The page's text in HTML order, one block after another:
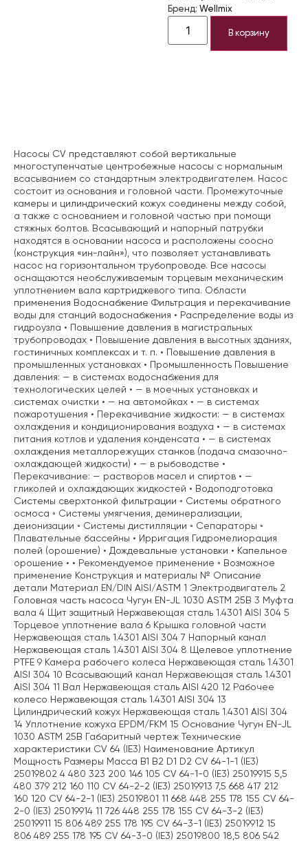
Бренд: Wellmix
В корзину
Насосы CV представляют собой вертикальные
многоступенчатые центробежные насосы с нормальным
всасыванием со стандартным электродвигателем. Насос
состоит из основания и головной части. Промежуточные
камеры и цилиндрический кожух соединены между собой,
а также с основанием и головной частью при помощи
стяжных болтов. Всасывающий и напорный патрубки
находятся в основании насоса и расположены соосно
(конструкция «ин-лайн»), что позволяет устанавливать
насос на горизонтальном трубопроводе. Все насосы
оснащаются необслуживаемым торцевым механическим
уплотнением вала картриджевого типа. Области
применения Водоснабжение Фильтрация и перекачивание
воды для станций водоснабжения • Распределение воды из
гидроузла • Повышение давления в магистральных
трубопроводах • Повышение давления в высотных зданиях,
гостиничных комплексах и т. п. • Повышение давления в
промышленных установках • Промышленность Повышение
давления: — в системах водоснабжения для
технологических целей • — в моечных установках и
системах очистки • — на автомойках • — в системах
пожаротушения • Перекачивание жидкости: — в системах
охлаждения и кондиционирования воздуха • — в системах
питания котлов и удаления конденсата • — в системах
охлаждения металлорежущих станков (подача смазочно-
охлаждающей жидкости) • — в рыбоводстве •
Перекачивание: — растворов масел и спиртов • —
гликолей и охлаждающих жидкостей • Водоподготовка
Системы сверхтонкой фильтрации ◦ Системы обратного
осмоса ◦ Системы умягчения, деминерализации,
деионизации ◦ Системы дистилляции ◦ Сепараторы ◦
Плавательные бассейны • Ирригация Гидромелиорация
полей (орошение) • Дождевальные установки • Капельное
орошение • • Рекомендуемое применение ◦ Возможное
применение Конструкция и материалы № Описание
детали Материал EN/DIN AISI/ASTM 1 Электродвигатель 2
Головная часть насоса Чугун EN-JL 1030 ASTM 25B 3 Муфта
вала 4 Щит защитный Нержавеющая сталь 1.4301 AISI 304 5
Торцевое уплотнение вала 6 Крышка головной части
Нержавеющая сталь 1.4301 AISI 304 7 Напорный канал
Нержавеющая сталь 1.4301 AISI 304 8 Щелевое уплотнение
PTFE 9 Камера рабочего колеса Нержавеющая сталь 1.4301
AISI 304 10 Всасывающий канал Нержавеющая сталь 1.4301
AISI 304 11 Вал Нержавеющая сталь AISI 420 12 Рабочее
колесо Нержавеющая сталь 1.4301 AISI 304 13
Цилиндрический кожух Нержавеющая сталь 1.4301 AISI 304
14 Уплотнение кожуха EPDM/FKM 15 Основание Чугун EN-JL
1030 ASTM 25B Габаритный чертеж Технические
характеристики CV 64 (IE3) Наименование Артикул
Мощность Размеры Масса B1 B2 D1 D2 CV 64-1-1 (IE3)
25019802 4 480 323 200 146 105 CV 64-1-0 (IE3) 25019915 5,5
480 379 212 160 110 CV 64-2-2 (IE3) 25019913 7,5 668 417 212
160 120 CV 64-2-1 (IE3) 25019801 11 668 448 255 178 155 CV 64-
2-0 (IE3) 25019914 11 726 448 255 178 155 CV 64-3-2 (IE3)
25019911 15 806 489 255 178 195 CV 64-3-1 (IE3) 25019912 15
806 489 255 178 195 CV 64-3-0 (IE3) 25019800 18,5 806 542